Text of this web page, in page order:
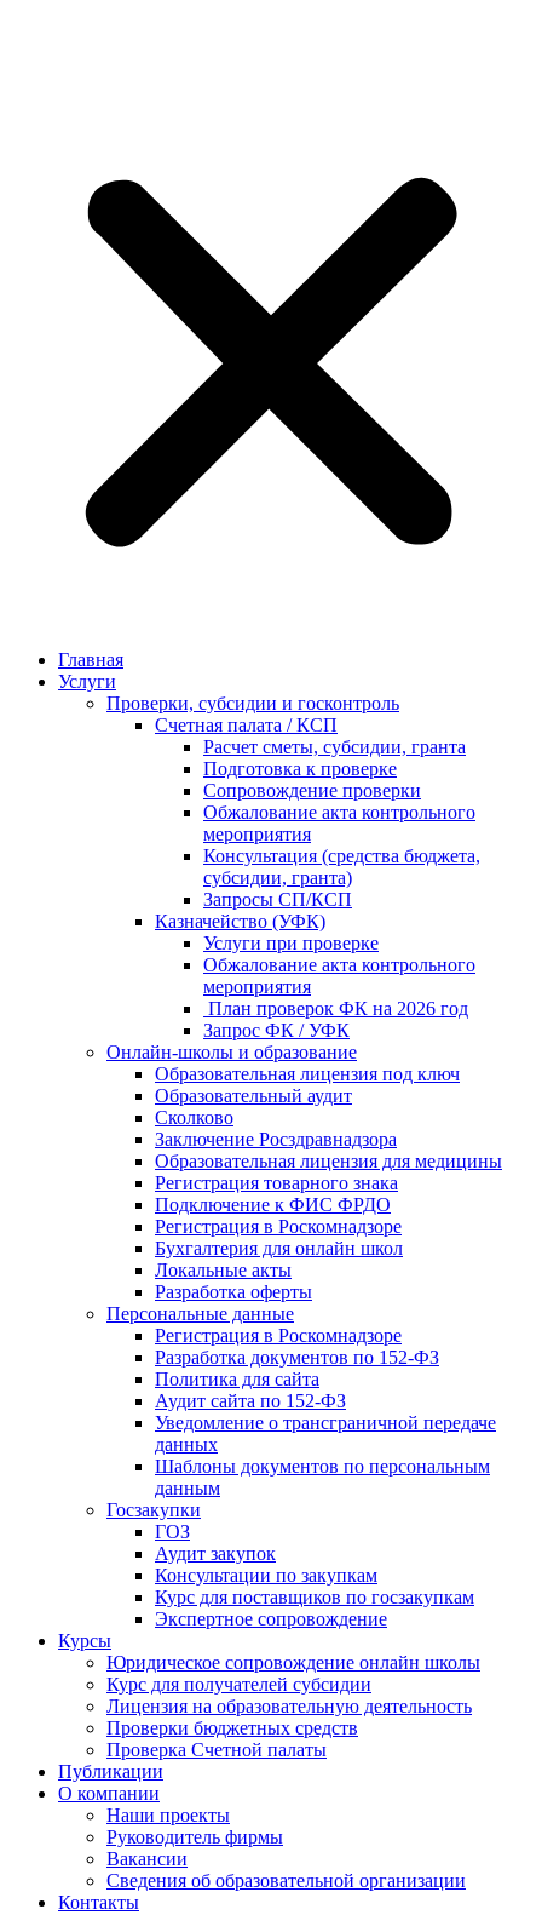
Главная
Услуги
Проверки, субсидии и госконтроль
Счетная палата / КСП
Расчет сметы, субсидии, гранта
Подготовка к проверке
Сопровождение проверки
Обжалование акта контрольного
мероприятия
Консультация (средства бюджета,
субсидии, гранта)
Запросы СП/КСП
Казначейство (УФК)
Услуги при проверке
Обжалование акта контрольного
мероприятия
План проверок ФК на 2026 год
Запрос ФК / УФК
Онлайн-школы и образование
Образовательная лицензия под ключ
Образовательный аудит
Сколково
Заключение Росздравнадзора
Образовательная лицензия для медицины
Регистрация товарного знака
Подключение к ФИС ФРДО
Регистрация в Роскомнадзоре
Бухгалтерия для онлайн школ
Локальные акты
Разработка оферты
Персональные данные
Регистрация в Роскомнадзоре
Разработка документов по 152-ФЗ
Политика для сайта
Аудит сайта по 152-ФЗ
Уведомление о трансграничной передаче
данных
Шаблоны документов по персональным
данным
Госзакупки
ГОЗ
Аудит закупок
Консультации по закупкам
Курс для поставщиков по госзакупкам
Экспертное сопровождение
Курсы
Юридическое сопровождение онлайн школы
Курс для получателей субсидии
Лицензия на образовательную деятельность
Проверки бюджетных средств
Проверка Счетной палаты
Публикации
О компании
Наши проекты
Руководитель фирмы
Вакансии
Сведения об образовательной организации
Контакты